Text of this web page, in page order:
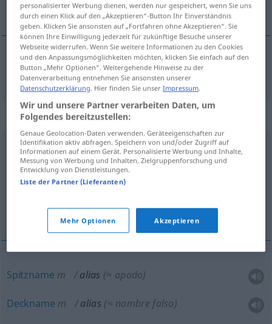
alias, genannt
alias,genannt alias
„alias“: masculino
alias [ˈalĭas]m
Übersicht aller Übersetzungen
(Für mehr Details die Übersetzung anklicken/antippen)
Spitzname, Deckname
Spitzname m alias (≈ apodo)
Deckname m alias (≈ nombre falso)
personalisierter Werbung dienen, werden nur gespeichert, wenn Sie uns
durch einen Klick auf den „Akzeptieren“-Button Ihr Einverständnis
geben. Klicken Sie ansonsten auf „Fortfahren ohne Akzeptieren“. Sie
können Ihre Einwilligung jederzeit für zukünftige Besuche unserer
Webseite widerrufen. Wenn Sie weitere Informationen zu den Cookies
und den Anpassungsmöglichkeiten möchten, klicken Sie einfach auf den
Button „Mehr Optionen“. Weitergehende Hinweise zu der
Datenverarbeitung entnehmen Sie ansonsten unserer
Datenschutzerklärung. Hier finden Sie unserImpressum.
Wir und unsere Partner verarbeiten Daten, um
Folgendes bereitzustellen:
Genaue Geolocation-Daten verwenden. Geräteeigenschaften zur
Identifikation aktiv abfragen. Speichern von und/oder Zugriff auf
Informationen auf einem Gerät. Personalisierte Werbung und Inhalte,
Messung von Werbung und Inhalten, Zielgruppenforschung und
Entwicklung von Dienstleistungen.
Liste der Partner (Lieferanten)
Mehr Optionen Akzeptieren